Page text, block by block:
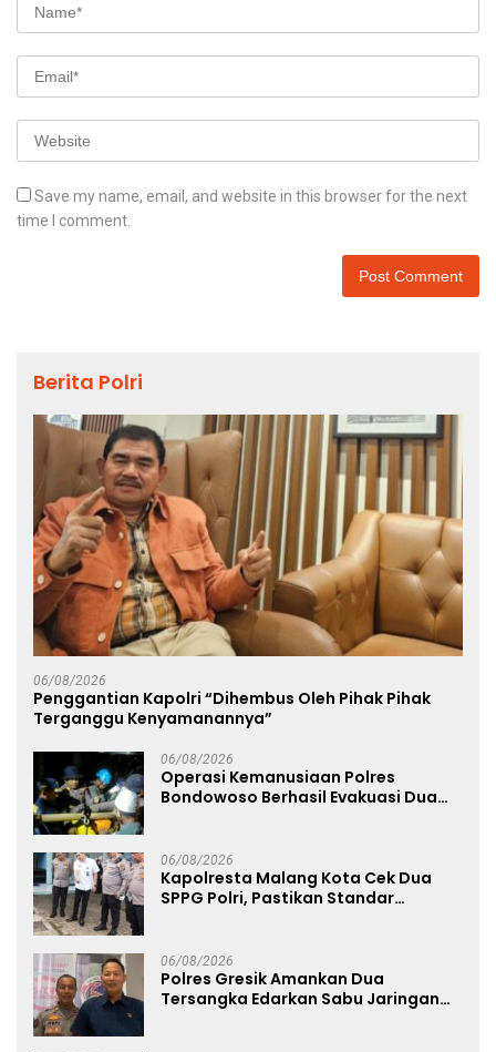
Save my name, email, and website in this browser for the next
time I comment.
Berita Polri
06/08/2026
Penggantian Kapolri “Dihembus Oleh Pihak Pihak
Terganggu Kenyamanannya”
06/08/2026
Operasi Kemanusiaan Polres
Bondowoso Berhasil Evakuasi Dua
06/08/2026
Kapolresta Malang Kota Cek Dua
SPPG Polri, Pastikan Standar
06/08/2026
Polres Gresik Amankan Dua
Tersangka Edarkan Sabu Jaringan